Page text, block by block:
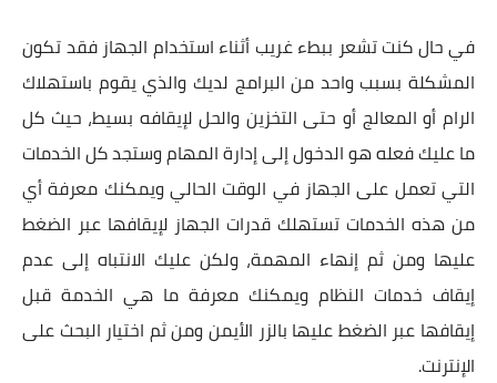
في حال كنت تشعر ببطء غريب أثناء استخدام الجهاز فقد تكون
المشكلة بسبب واحد من البرامج لديك والذي يقوم باستهلاك
الرام أو المعالج أو حتى التخزين والحل لإيقافه بسيط، حيث كل
ما عليك فعله هو الدخول إلى إدارة المهام وستجد كل الخدمات
التي تعمل على الجهاز في الوقت الحالي ويمكنك معرفة أي
من هذه الخدمات تستهلك قدرات الجهاز لإيقافها عبر الضغط
عليها ومن ثم إنهاء المهمة، ولكن عليك الانتباه إلى عدم
إيقاف خدمات النظام ويمكنك معرفة ما هي الخدمة قبل
إيقافها عبر الضغط عليها بالزر الأيمن ومن ثم اختيار البحث على
الإنترنت.